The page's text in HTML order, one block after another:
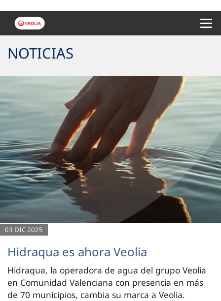
NOTICIAS
03 DIC 2025
Hidraqua es ahora Veolia
Hidraqua, la operadora de agua del grupo Veolia
en Comunidad Valenciana con presencia en más
de 70 municipios, cambia su marca a Veolia.